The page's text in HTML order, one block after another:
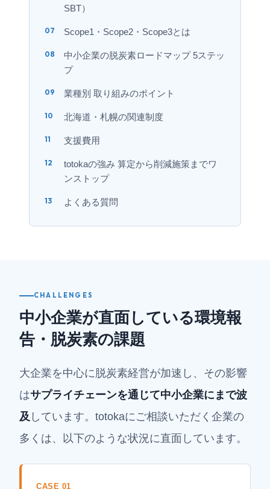
SBT）
Scope1・Scope2・Scope3とは
中小企業の脱炭素ロードマップ 5ステッ
プ
業種別 取り組みのポイント
北海道・札幌の関連制度
支援費用
totokaの強み 算定から削減施策までワ
ンストップ
よくある質問
CHALLENGES
中小企業が直面している環境報
告・脱炭素の課題
大企業を中心に脱炭素経営が加速し、その影響
はサプライチェーンを通じて中小企業にまで波
及 しています。totokaにご相談いただく企業の
多くは、以下のような状況に直面しています。
CASE 01